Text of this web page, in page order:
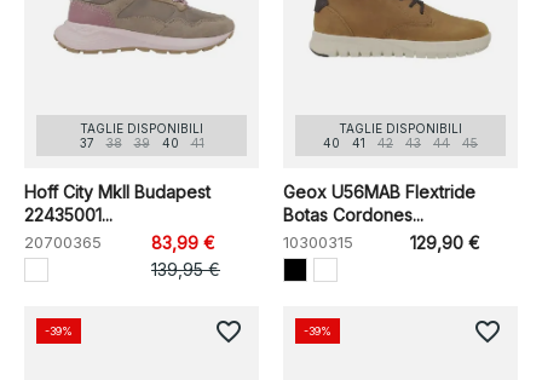
TAGLIE DISPONIBILI
37
38 39 40 41
Hoff City MkII Budapest
22435001...
20700365
83,99 €
139,95 €
TAGLIE DISPONIBILI
40
41 42 43 44 45
Geox U56MAB Flextride
Botas Cordones...
10300315 129,90 €
-39% favorite_border -39% favorite_border